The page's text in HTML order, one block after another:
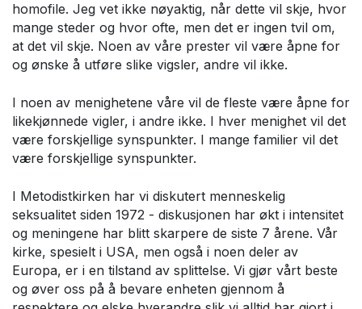
homofile. Jeg vet ikke nøyaktig, når dette vil skje, hvor
mange steder og hvor ofte, men det er ingen tvil om,
at det vil skje. Noen av våre prester vil være åpne for
og ønske å utføre slike vigsler, andre vil ikke.
I noen av menighetene våre vil de fleste være åpne for
likekjønnede vigler, i andre ikke. I hver menighet vil det
være forskjellige synspunkter. I mange familier vil det
være forskjellige synspunkter.
I Metodistkirken har vi diskutert menneskelig
seksualitet siden 1972 - diskusjonen har økt i intensitet
og meningene har blitt skarpere de siste 7 årene. Vår
kirke, spesielt i USA, men også i noen deler av
Europa, er i en tilstand av splittelse. Vi gjør vårt beste
og øver oss på å bevare enheten gjennom å